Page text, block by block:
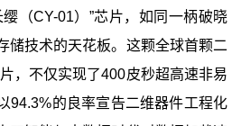
（CY-01）”芯片，如同一柄破晓
储技术的天花板。这颗全球首颗二
，不仅实现了400皮秒超高速非易
94.3%的良率宣告二维器件工程化